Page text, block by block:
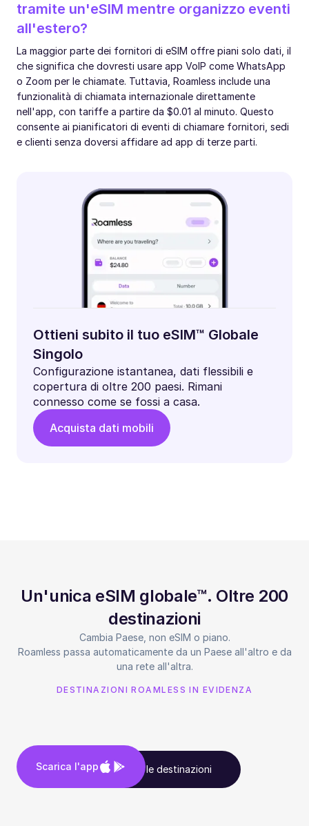
tramite un'eSIM mentre organizzo eventi
all'estero?
La maggior parte dei fornitori di eSIM offre piani solo dati, il
che significa che dovresti usare app VoIP come WhatsApp
o Zoom per le chiamate. Tuttavia, Roamless include una
funzionalità di chiamata internazionale direttamente
nell'app, con tariffe a partire da $0.01 al minuto. Questo
consente ai pianificatori di eventi di chiamare fornitori, sedi
e clienti senza doversi affidare ad app di terze parti.
Ottieni subito il tuo eSIM™ Globale
Singolo
Configurazione istantanea, dati flessibili e
copertura di oltre 200 paesi. Rimani
connesso come se fossi a casa.
Acquista dati mobili
Un'unica eSIM globale™. Oltre 200
destinazioni
Cambia Paese, non eSIM o piano.
Roamless passa automaticamente da un Paese all'altro e da
una rete all'altra.
DESTINAZIONI ROAMLESS IN EVIDENZA
Vedi tutte le destinazioni
Scarica l'app